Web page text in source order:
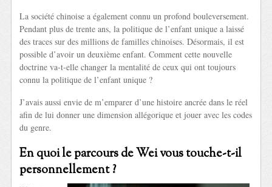
La société chinoise a également connu un profond bouleversement.
Pendant plus de trente ans, la politique de l’enfant unique a laissé
des traces sur des millions de familles chinoises. Désormais, il est
possible d’avoir un deuxième enfant. Comment cette nouvelle
doctrine va-t-elle changer la mentalité de ceux qui ont toujours
connu la politique de l’enfant unique ?
J’avais aussi envie de m’emparer d’une histoire ancrée dans le réel
afin de lui donner une dimension allégorique et jouer avec les codes
du genre.
En quoi le parcours de Wei vous touche-t-il
personnellement ?